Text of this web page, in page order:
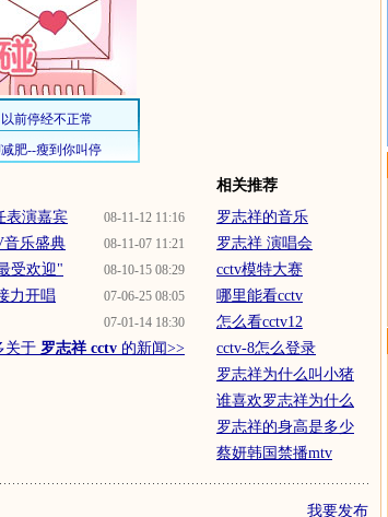
08-11-12 11:16
表演嘉宾
08-11-07 11:21
音乐盛典
08-10-15 08:29
受欢迎"
07-06-25 08:05
力开唱
07-01-14 18:30
关于 罗志祥 cctv 的新闻>>
相关推荐
罗志祥的音乐
罗志祥 演唱会
cctv模特大赛
哪里能看cctv
怎么看cctv12
cctv-8怎么登录
罗志祥为什么叫小猪
谁喜欢罗志祥为什么
罗志祥的身高是多少
蔡妍韩国禁播mtv
我要发布